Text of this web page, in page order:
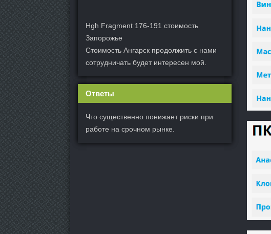
Hgh Fragment 176-191 стоимость
Запорожье
Стоимость Ангарск продолжить с нами
сотрудничать будет интересен мой.
Ответы
Что существенно понижает риски при
работе на срочном рынке.